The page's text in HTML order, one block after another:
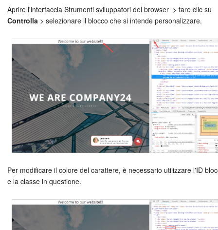
Generatore BI
Siti e store
Online store
Dipendenti
Knowledge base
Firma elettronica
Firma elettronica per HR
Automazione
Flussi di lavoro
Aprire l'interfaccia Strumenti sviluppatori del browser > fare clic su
Controlla > selezionare il blocco che si intende personalizzare.
Per modificare il colore del carattere, è necessario utilizzare l'ID
e la classe in questione.